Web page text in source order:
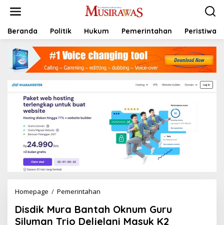
t
Beranda Politik Hukum Pemerintahan Peristiwa
Homepage / Pemerintahan
s
d
Disdik Mura Bantah Oknum Guru
Siluman Trio Deljelani Masuk K2